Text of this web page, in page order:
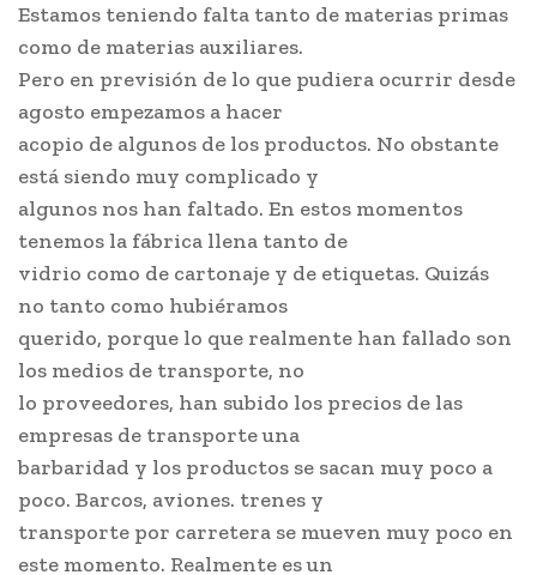
Estamos teniendo falta tanto de materias primas
como de materias auxiliares.
Pero en previsión de lo que pudiera ocurrir desde
agosto empezamos a hacer
acopio de algunos de los productos. No obstante
está siendo muy complicado y
algunos nos han faltado. En estos momentos
tenemos la fábrica llena tanto de
vidrio como de cartonaje y de etiquetas. Quizás
no tanto como hubiéramos
querido, porque lo que realmente han fallado son
los medios de transporte, no
lo proveedores, han subido los precios de las
empresas de transporte una
barbaridad y los productos se sacan muy poco a
poco. Barcos, aviones. trenes y
transporte por carretera se mueven muy poco en
este momento. Realmente es un